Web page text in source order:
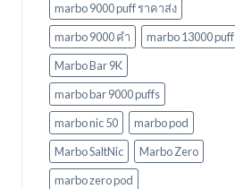
marbo 9000 puff ราคาส่ง
marbo 9000 คํา
marbo 13000 puff
Marbo Bar 9K
marbo bar 9000 puffs
marbo nic 50
marbo pod
Marbo SaltNic
Marbo Zero
marbo zero pod